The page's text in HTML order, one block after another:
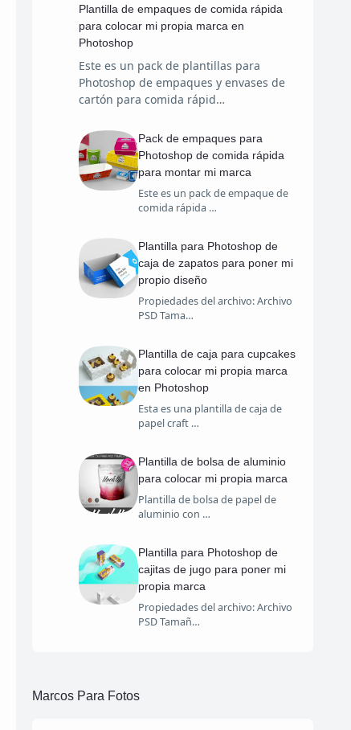
Plantilla de empaques de comida rápida
para colocar mi propia marca en
Photoshop
Este es un pack de plantillas para
Photoshop de empaques y envases de
cartón para comida rápid…
Pack de empaques para
Photoshop de comida rápida
para montar mi marca
Este es un pack de empaque de
comida rápida …
Plantilla para Photoshop de
caja de zapatos para poner mi
propio diseño
Propiedades del archivo: Archivo
PSD Tama…
Plantilla de caja para cupcakes
para colocar mi propia marca
en Photoshop
Esta es una plantilla de caja de
papel craft …
Plantilla de bolsa de aluminio
para colocar mi propia marca
Plantilla de bolsa de papel de
aluminio con …
Plantilla para Photoshop de
cajitas de jugo para poner mi
propia marca
Propiedades del archivo: Archivo
PSD Tamañ…
Marcos Para Fotos